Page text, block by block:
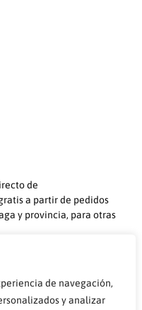
de navegación,
y analizar
de
a partir de pedidos
y provincia, para otras
no incluyen IVA. El
añadidos los
Tomo 4767, Folio